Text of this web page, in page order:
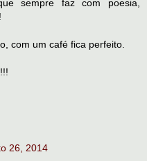
sempre faz com poesia,
com um café fica perfeito.
26, 2014